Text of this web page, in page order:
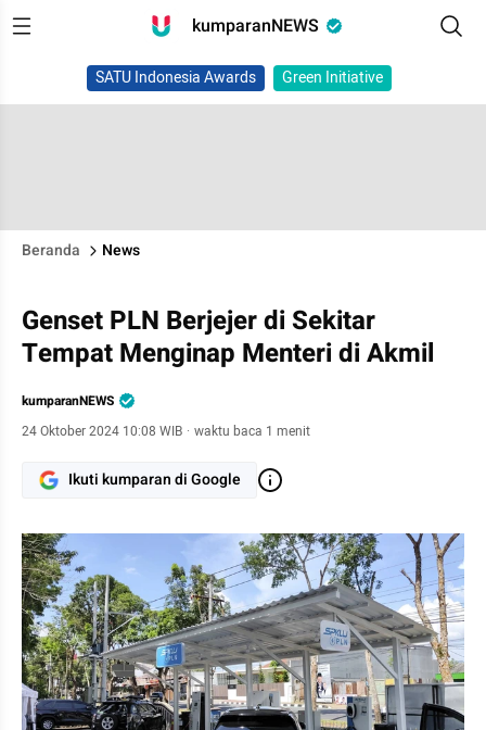
kumparanNEWS
SATU Indonesia Awards Green Initiative
Beranda News
Genset PLN Berjejer di Sekitar
Tempat Menginap Menteri di Akmil
kumparanNEWS
24 Oktober 2024 10:08 WIB · waktu baca 1 menit
Ikuti kumparan di Google